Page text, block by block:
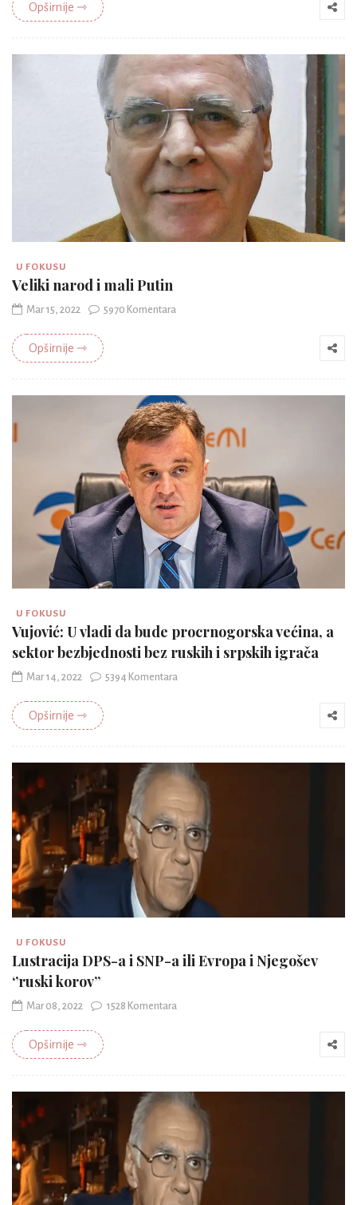
Opširnije ⇾
U FOKUSU
Veliki narod i mali Putin
Mar 15, 2022 5970 Komentara
Opširnije ⇾
U FOKUSU
Vujović: U vladi da bude procrnogorska većina, a
sektor bezbjednosti bez ruskih i srpskih igrača
Mar 14, 2022 5394 Komentara
Opširnije ⇾
U FOKUSU
Lustracija DPS-a i SNP-a ili Evropa i Njegošev
‘’ruski korov’’
Mar 08, 2022 1528 Komentara
Opširnije ⇾